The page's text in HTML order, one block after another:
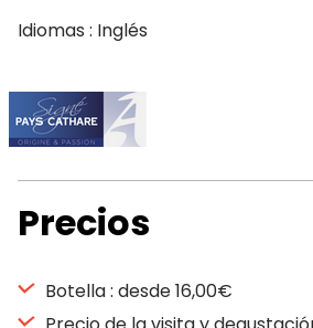
Idiomas : Inglés
Precios
Botella : desde 16,00€